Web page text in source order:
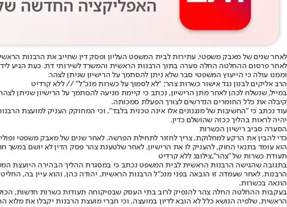
לאחר שנים של מאבק משפטי, עתירות לבית המשפט העליון ופסק דין שחייב את הרבנות
לאחר פרסום ההחלטה החלה סערה בתוך הרבנות הראשית והמשרד לשירותי דת. כעת הגיע
וממנו עולה כי הייעוץ המשפטי סבר שלא ניתן להסתמך על הרישיון שניתן לצהר.
הרב אליקים לבנון נגד אישור כשרות צהר: “לא לסמוך על כשרות מנכ”ל” // ללא קרדיט
במייל, שנשלח לכהן לאחר מתן הרישיון, נכתב כי קיימת מניעה להסתמך על הרישיון שניתן
קיבלה את כלל החומרים הנדרשים לצורך הפעלת סמכותה.
עוד נכתב כי "החשיבות של מנגנונים אלו אינה טכנית בלבד", וכי המחוקק העניק למועצת
יהיה לראות בהליך ככזה שהושלם כדין.
הסערה סביב רישיון הכשרות
כדי להבין את הרקע למחלוקת, צריך לחזור לתחילת הפרשה. לאחר שנים של מאבק משפטי
הוא עומד בתנאי החוק, להעניק לו את הרישיון. לאחר שלטענת צהר פסק הדין לא יושם במשך
תעודת כשרות של "צהר",צילום: ללא קרדיט
בתגובה שהגישה הרבנות הראשית לבית המשפט נכתב כי במסגרת ההליך הבהירה היועצת
הרבנות, לאחר שעמדה זו הובאה בפני מנכ"ל הרבנות הראשית, יהודה כהן, והוא עיין בה,
הונאה בכשרות.
בעקבות ההחלטה החלה צהר להנפיק לרוב בתי העסק שבפיקוחה תעודות כשרות חדשות,
הראשית, שלפיה הנושא כלל לא הובא לדיון במועצה, וכי חברי מועצת הרבנות יקבלו את מלוא